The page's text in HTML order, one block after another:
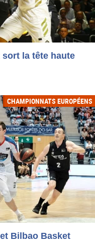
la tête haute
CHAMPIONNATS EUROPÉENS
Bilbao Basket